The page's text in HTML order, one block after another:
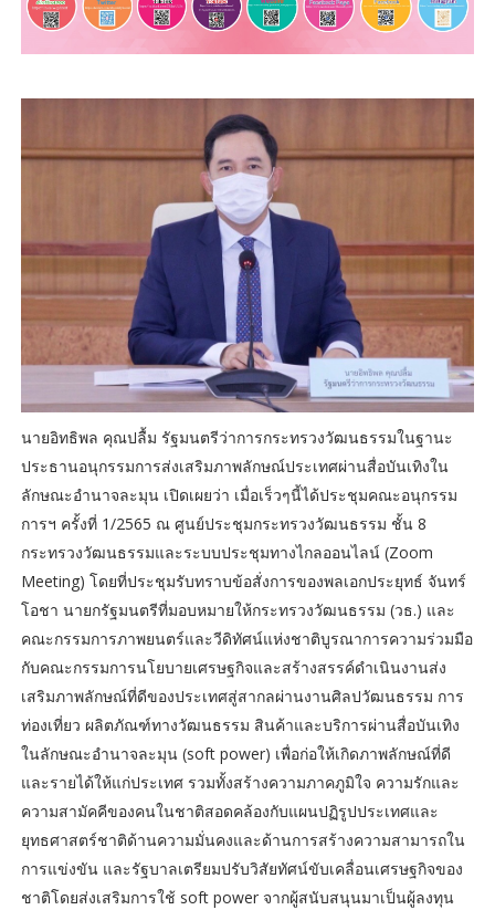
นายอิทธิพล คุณปลื้ม รัฐมนตรีว่าการกระทรวงวัฒนธรรมในฐานะ
ประธานอนุกรรมการส่งเสริมภาพลักษณ์ประเทศผ่านสื่อบันเทิงใน
ลักษณะอำนาจละมุน เปิดเผยว่า เมื่อเร็วๆนี้ได้ประชุมคณะอนุกรรม
การฯ ครั้งที่ 1/2565 ณ ศูนย์ประชุมกระทรวงวัฒนธรรม ชั้น 8
กระทรวงวัฒนธรรมและระบบประชุมทางไกลออนไลน์ (Zoom
Meeting) โดยที่ประชุมรับทราบข้อสั่งการของพลเอกประยุทธ์ จันทร์
โอชา นายกรัฐมนตรีที่มอบหมายให้กระทรวงวัฒนธรรม (วธ.) และ
คณะกรรมการภาพยนตร์และวีดิทัศน์แห่งชาติบูรณาการความร่วมมือ
กับคณะกรรมการนโยบายเศรษฐกิจและสร้างสรรค์ดำเนินงานส่ง
เสริมภาพลักษณ์ที่ดีของประเทศสู่สากลผ่านงานศิลปวัฒนธรรม การ
ท่องเที่ยว ผลิตภัณฑ์ทางวัฒนธรรม สินค้าและบริการผ่านสื่อบันเทิง
ในลักษณะอำนาจละมุน (soft power) เพื่อก่อให้เกิดภาพลักษณ์ที่ดี
และรายได้ให้แก่ประเทศ รวมทั้งสร้างความภาคภูมิใจ ความรักและ
ความสามัคคีของคนในชาติสอดคล้องกับแผนปฏิรูปประเทศและ
ยุทธศาสตร์ชาติด้านความมั่นคงและด้านการสร้างความสามารถใน
การแข่งขัน และรัฐบาลเตรียมปรับวิสัยทัศน์ขับเคลื่อนเศรษฐกิจของ
ชาติโดยส่งเสริมการใช้ soft power จากผู้สนับสนุนมาเป็นผู้ลงทุน